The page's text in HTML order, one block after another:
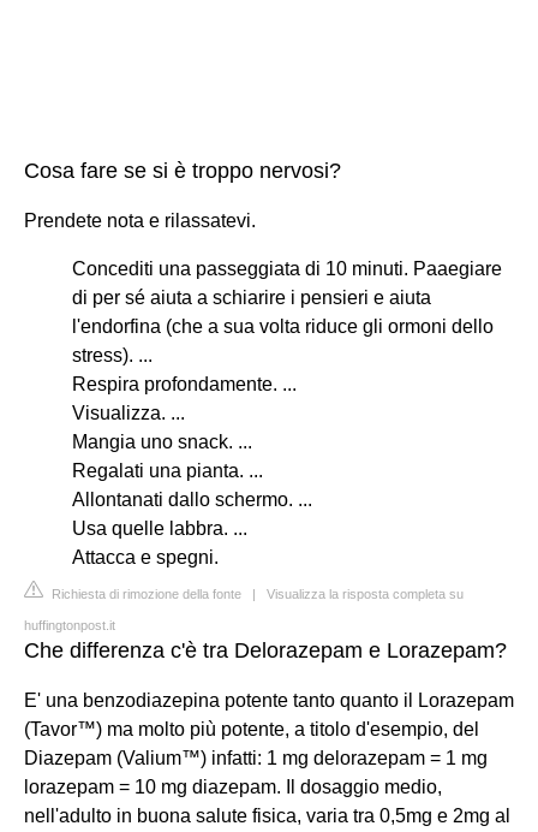
Cosa fare se si è troppo nervosi?
Prendete nota e rilassatevi.
Concediti una passeggiata di 10 minuti. Paaegiare
di per sé aiuta a schiarire i pensieri e aiuta
l'endorfina (che a sua volta riduce gli ormoni dello
stress). ...
Respira profondamente. ...
Visualizza. ...
Mangia uno snack. ...
Regalati una pianta. ...
Allontanati dallo schermo. ...
Usa quelle labbra. ...
Attacca e spegni.
Richiesta di rimozione della fonte | Visualizza la risposta completa su
huffingtonpost.it
Che differenza c'è tra Delorazepam e Lorazepam?
E' una benzodiazepina potente tanto quanto il Lorazepam
(Tavor™) ma molto più potente, a titolo d'esempio, del
Diazepam (Valium™) infatti: 1 mg delorazepam = 1 mg
lorazepam = 10 mg diazepam. Il dosaggio medio,
nell'adulto in buona salute fisica, varia tra 0,5mg e 2mg al